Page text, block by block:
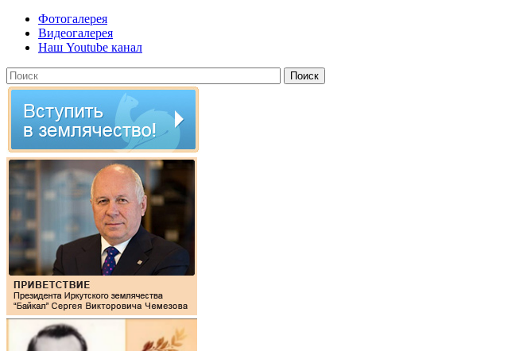
Фотогалерея
Видеогалерея
Наш Youtube канал